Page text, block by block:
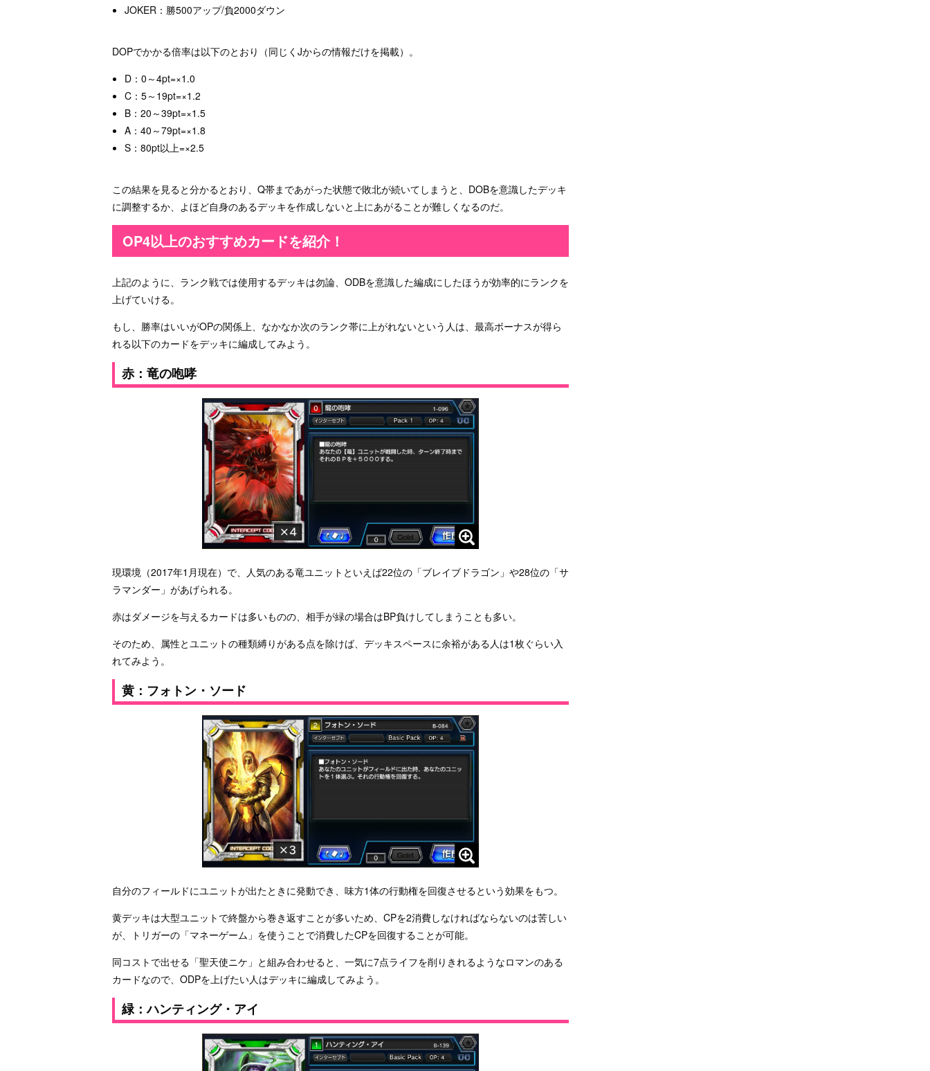
JOKER：勝500アップ/負2000ダウン
DOPでかかる倍率は以下のとおり（同じくJからの情報だけを掲載）。
D：0～4pt=×1.0
C：5～19pt=×1.2
B：20～39pt=×1.5
A：40～79pt=×1.8
S：80pt以上=×2.5
この結果を見ると分かるとおり、Q帯まであがった状態で敗北が続いてしまうと、DOBを意識したデッキ
に調整するか、よほど自身のあるデッキを作成しないと上にあがることが難しくなるのだ。
OP4以上のおすすめカードを紹介！
上記のように、ランク戦では使用するデッキは勿論、ODBを意識した編成にしたほうが効率的にランクを
上げていける。
もし、勝率はいいがOPの関係上、なかなか次のランク帯に上がれないという人は、最高ボーナスが得ら
れる以下のカードをデッキに編成してみよう。
赤：竜の咆哮
現環境（2017年1月現在）で、人気のある竜ユニットといえば22位の「ブレイブドラゴン」や28位の「サ
ラマンダー」があげられる。
赤はダメージを与えるカードは多いものの、相手が緑の場合はBP負けしてしまうことも多い。
そのため、属性とユニットの種類縛りがある点を除けば、デッキスペースに余裕がある人は1枚ぐらい入
れてみよう。
黄：フォトン・ソード
自分のフィールドにユニットが出たときに発動でき、味方1体の行動権を回復させるという効果をもつ。
黄デッキは大型ユニットで終盤から巻き返すことが多いため、CPを2消費しなければならないのは苦しい
が、トリガーの「マネーゲーム」を使うことで消費したCPを回復することが可能。
同コストで出せる「聖天使ニケ」と組み合わせると、一気に7点ライフを削りきれるようなロマンのある
カードなので、ODPを上げたい人はデッキに編成してみよう。
緑：ハンティング・アイ